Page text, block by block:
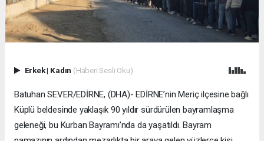
Erkek| Kadın (Haberi Sesli Oku)
Batuhan SEVER/EDİRNE, (DHA)- EDİRNE’nin Meriç ilçesine bağlı
Küplü beldesinde yaklaşık 90 yıldır sürdürülen bayramlaşma
geleneği, bu Kurban Bayramı’nda da yaşatıldı. Bayram